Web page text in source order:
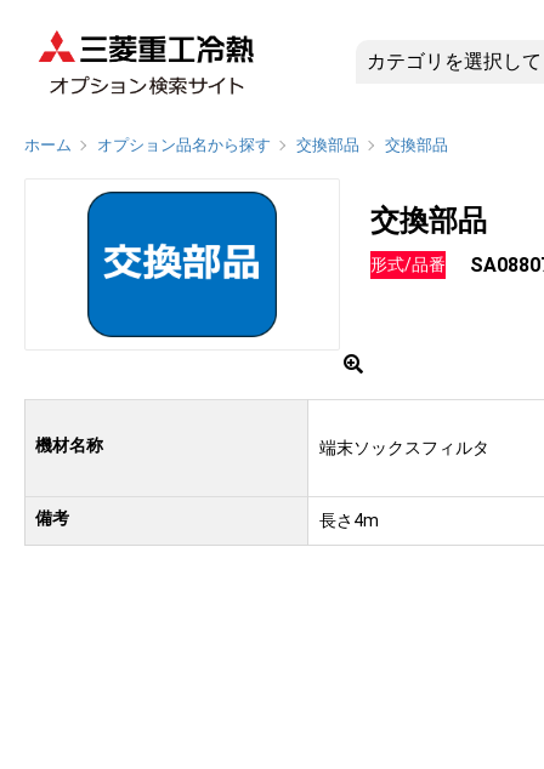
SA08807
ホーム オプション品名から探す 交換部品 交換部品
交換部品
形式/品番
機材名称 端末ソックスフィルタ
備考 長さ4m